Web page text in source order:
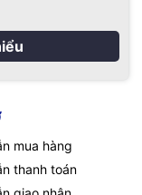
mua hàng
thanh toán